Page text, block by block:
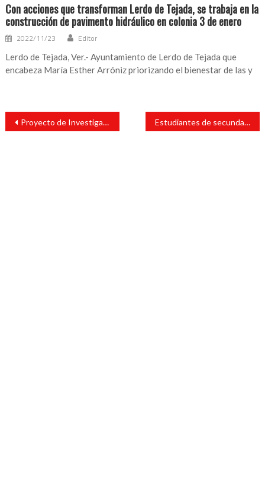
Con acciones que transforman Lerdo de Tejada, se trabaja en la
construcción de pavimento hidráulico en colonia 3 de enero
2022/11/23 Editor
Lerdo de Tejada, Ver.- Ayuntamiento de Lerdo de Tejada que
encabeza María Esther Arróniz priorizando el bienestar de las y
Navegación
entradas
Proyecto de Investigación propuesto por docentes de Ingeniería Ambiental del ITSSAT es aprobado por el TecNM con Financiamiento Estudiantes de secundaria se suman a jornada nacional contra las adicciones